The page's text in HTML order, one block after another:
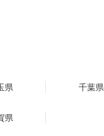
県 千葉県
県